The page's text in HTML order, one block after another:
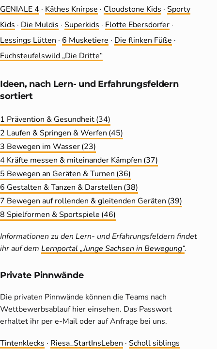
GENIALE 4 · Käthes Knirpse · Cloudstone Kids · Sporty
Kids · Die Muldis · Superkids · Flotte Ebersdorfer ·
Lessings Lütten · 6 Musketiere · Die flinken Füße ·
Fuchsteufelswild „Die Dritte“
Ideen, nach Lern- und Erfahrungs­feldern
sortiert
1 Prävention & Gesundheit(34)
2 Laufen & Springen & Werfen (45)
3 Bewegen im Wasser(23)
4 Kräfte messen & miteinander Kämpfen (37)
5 Bewegen an Geräten & Turnen (36)
6 Gestalten & Tanzen & Darstellen (38)
7 Bewegen auf rollenden & gleitenden Geräten (39)
8 Spielformen & Sportspiele (46)
Informationen zu den Lern- und Erfahrungsfeldern findet
ihr auf dem Lernportal „Junge Sachsen in Bewegung“.
Private Pinnwände
Die privaten Pinnwände können die Teams nach
Wettbewerbsablauf hier einsehen. Das Passwort
erhaltet ihr per e-Mail oder auf Anfrage bei uns.
Tintenklecks · Riesa_StartInsLeben · Scholl siblings